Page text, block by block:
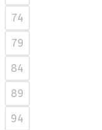
74
79
84
89
94